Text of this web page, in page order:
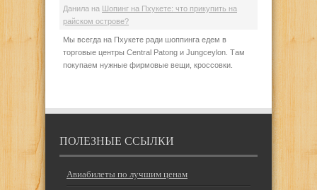
Данила на Шопинг на Пхукете: что прикупить на
райском острове?
Мы всегда на Пхукете ради шоппинга едем в
торговые центры Central Patong и Jungceylon. Там
покупаем нужные фирмовые вещи, кроссовки.
ПОЛЕЗНЫЕ ССЫЛКИ
Авиабилеты по лучшим ценам